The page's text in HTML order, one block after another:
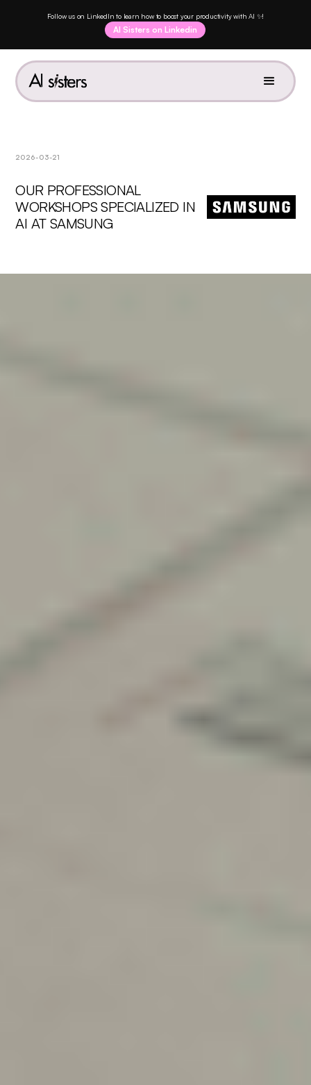
Follow us on LinkedIn to learn how to boost your productivity with AI ✨!
AI Sisters on Linkedin
2026-03-21
OUR PROFESSIONAL
WORKSHOPS SPECIALIZED IN
AI AT SAMSUNG